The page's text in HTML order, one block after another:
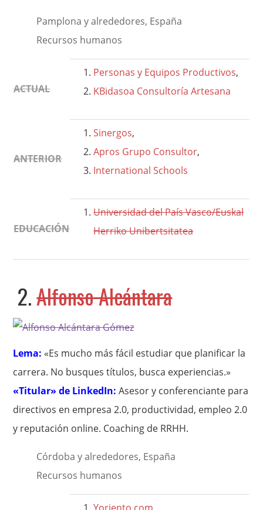
Pamplona y alrededores, España
Recursos humanos
ACTUAL
Personas y Equipos Productivos,
KBidasoa Consultoría Artesana
ANTERIOR
Sinergos,
Apros Grupo Consultor,
International Schools
EDUCACIÓN
Universidad del País Vasco/Euskal
Herriko Unibertsitatea
2.Alfonso Alcántara
Lema: «Es mucho más fácil estudiar que planificar la
carrera. No busques títulos, busca experiencias.»
«Titular» de LinkedIn:Asesor y conferenciante para
directivos en empresa 2.0, productividad, empleo 2.0
y reputación online. Coaching de RRHH.
Córdoba y alrededores, España
Recursos humanos